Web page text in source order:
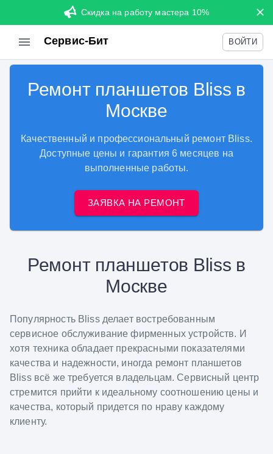
Скидка на работу мастера 10%
Сервис-Бит ВОЙТИ
Ремонт планшетов Bliss в
Москве
Качественный и профессиональный ремонт Bliss.
Доступные цены и гарантия 6 месяцев на
выполненные работы.
ЗАЯВКА НА РЕМОНТ
Ремонт планшетов Bliss в
Москве
Популярность Bliss делает востребованным
сервисное обслуживание фирменных устройств. И
хотя техника обладает прекрасными показателями
качества и надежности, иногда ремонт планшетов
Bliss всё же требуется владельцам. Сервисный центр
стремится прийти к идеальному соотношению цены и
качества, который придется по нраву каждому
клиенту.